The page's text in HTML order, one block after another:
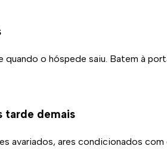
quando o hóspede saiu. Batem à
tarde demais
avariados, ares condicionados